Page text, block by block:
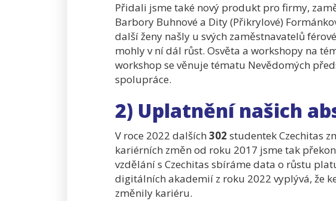
Přidali jsme také nový produkt pro firmy,
Barbory Buhnové a Dity (Přikrylové)
další ženy našly u svých zaměstnavatelů
mohly v ní dál růst. Osvěta a workshopy na
workshop se věnuje tématu Nevědomých
spolupráce.
2) Uplatnění našich
V roce 2022 dalších 302 studentek Czechitas
kariérních změn od roku 2017 jsme tak
vzdělání s Czechitas sbíráme data o růstu
digitálních akademií z roku 2022 vyplývá, že
změnily kariéru.